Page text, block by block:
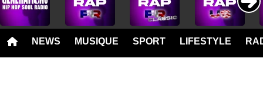
NEWS MUSIQUE SPORT LIFESTYLE